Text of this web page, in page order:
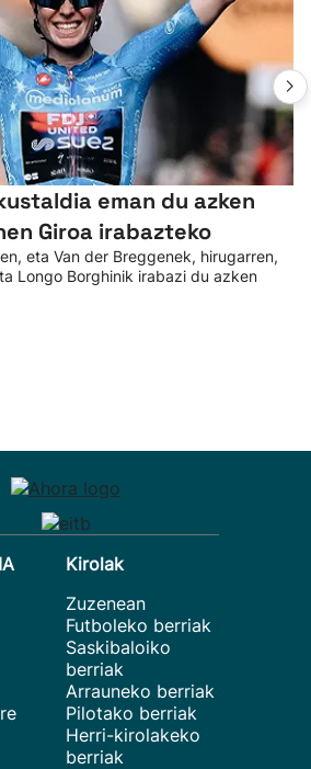
eman du azken
Giroa irabazteko
eta Van der Breggenek, hirugarren,
Longo Borghinik irabazi du azken
Kirolak
Zuzenean
Futboleko berriak
Saskibaloiko
berriak
Arrauneko berriak
Pilotako berriak
Herri-kirolakeko
berriak